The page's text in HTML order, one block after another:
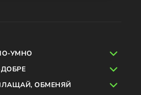
УМНО
ОБМЕНЯЙ